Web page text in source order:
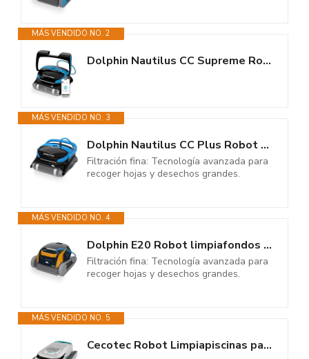
MÁS VENDIDO NO. 2
Dolphin Nautilus CC Supreme Robot Limpiafondos Piscina y Pared, para...
MÁS VENDIDO NO. 3
Dolphin Nautilus CC Plus Robot Piscina Limpiafondos y Paredes, con...
Filtración fina: Tecnología avanzada para
recoger hojas y desechos grandes.
MÁS VENDIDO NO. 4
Dolphin E20 Robot limpiafondos automático para Piscinas enterradas de 10m...
Filtración fina: Tecnología avanzada para
recoger hojas y desechos grandes.
MÁS VENDIDO NO. 5
Cecotec Robot Limpiapiscinas para Fondos, Paredes y Línea de Flotación...